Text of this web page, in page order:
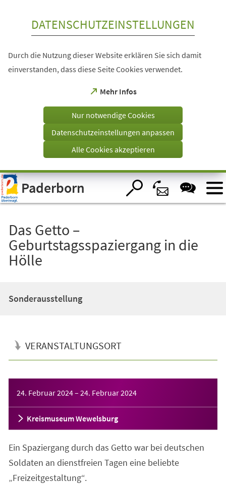
Visuelle
Assistenzsoftware
öffnen.
DATENSCHUTZEINSTELLUNGEN
Durch die Nutzung dieser Website erklären Sie sich damit
einverstanden, dass diese Seite Cookies verwendet.
Mehr Infos
(Öffnet
einem
Tab)
Nur notwendige Cookies
Datenschutzeinstellungen anpassen
Alle Cookies akzeptieren
Paderborn
Das Getto –
Geburtstagsspaziergang in die
Hölle
Sonderausstellung
VERANSTALTUNGSORT
24. Februar 2024– 24. Februar 2024
Kreismuseum Wewelsburg
Ein Spaziergang durch das Getto war bei deutschen
Soldaten an dienstfreien Tagen eine beliebte
„Freizeitgestaltung“.